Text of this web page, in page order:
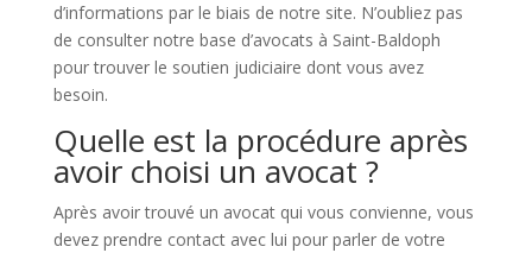
d’informations par le biais de notre site. N’oubliez pas
de consulter notre base d’avocats à Saint-Baldoph
pour trouver le soutien judiciaire dont vous avez
besoin.
Quelle est la procédure après
avoir choisi un avocat ?
Après avoir trouvé un avocat qui vous convienne, vous
devez prendre contact avec lui pour parler de votre